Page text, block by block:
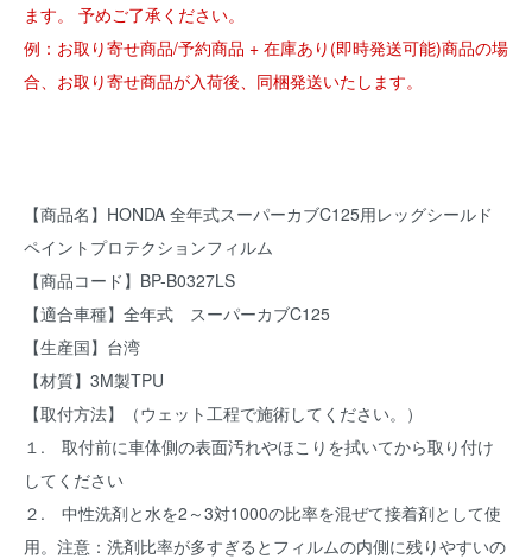
ます。 予めご了承ください。
例：お取り寄せ商品/予約商品 + 在庫あり(即時発送可能)商品の場
合、お取り寄せ商品が入荷後、同梱発送いたします。
【商品名】HONDA 全年式スーパーカブC125用レッグシールド
ペイントプロテクションフィルム
【商品コード】BP-B0327LS
【適合車種】全年式 スーパーカブC125
【生産国】台湾
【材質】3M製TPU
【取付方法】（ウェット工程で施術してください。）
１. 取付前に車体側の表面汚れやほこりを拭いてから取り付け
してください
２. 中性洗剤と水を2～3対1000の比率を混ぜて接着剤として使
用。注意：洗剤比率が多すぎるとフィルムの内側に残りやすいの